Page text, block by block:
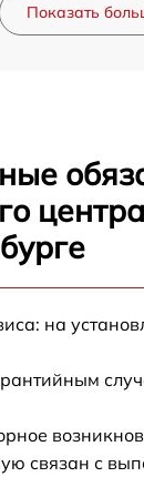
Показать
на
связан с